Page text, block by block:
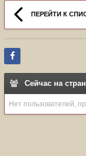
ПЕРЕЙТИ К
Сейчас на
Нет пользователей,